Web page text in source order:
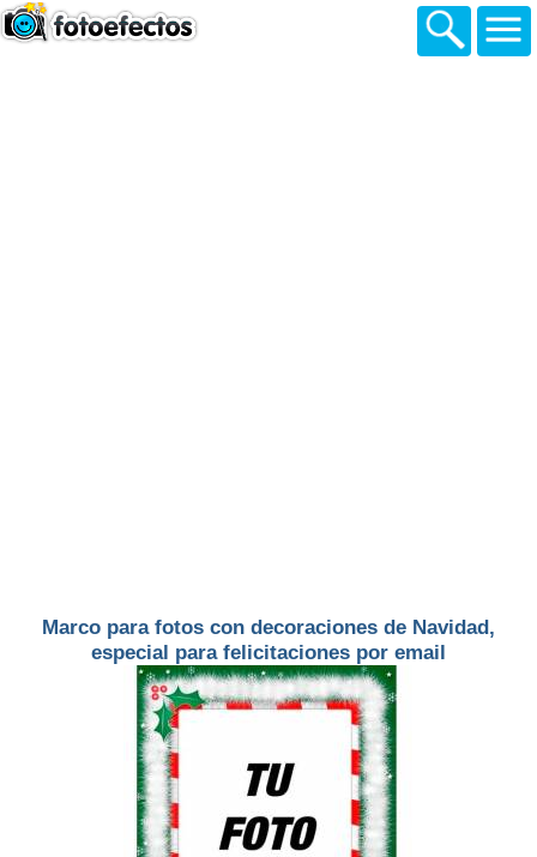
Marco para fotos con decoraciones de Navidad,
especial para felicitaciones por email